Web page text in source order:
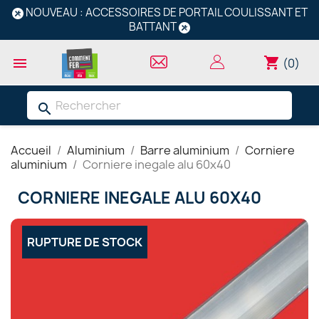
NOUVEAU : ACCESSOIRES DE PORTAIL COULISSANT ET
BATTANT
 shopping_cart (0)
search
Accueil Aluminium Barre aluminium
Corniere
aluminium
Corniere inegale alu 60x40
CORNIERE INEGALE ALU 60X40
RUPTURE DE STOCK